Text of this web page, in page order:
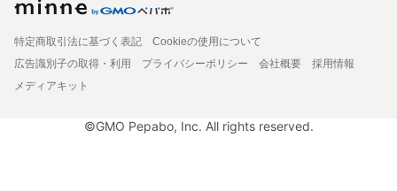
特定商取引法に基づく表記
Cookieの使用について
広告識別子の取得・利用
プライバシーポリシー 会社概要
採用情報
メディアキット
©GMO Pepabo, Inc. All rights reserved.